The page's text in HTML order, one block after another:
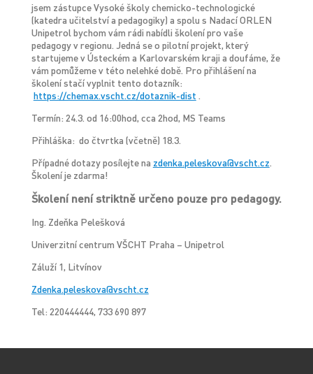
jsem zástupce Vysoké školy chemicko-technologické
(katedra učitelství a pedagogiky) a spolu s Nadací ORLEN
Unipetrol bychom vám rádi nabídli školení pro vaše
pedagogy v regionu. Jedná se o pilotní projekt, který
startujeme v Ústeckém a Karlovarském kraji a doufáme, že
vám pomůžeme v této nelehké době. Pro přihlášení na
školení stačí vyplnit tento dotazník:
https://chemax.vscht.cz/dotaznik-dist .
Termín: 24.3. od 16:00hod, cca 2hod, MS Teams
Přihláška: do čtvrtka (včetně) 18.3.
Případné dotazy posílejte na zdenka.peleskova@vscht.cz.
Školení je zdarma!
Školení není striktně určeno pouze pro pedagogy.
Ing. Zdeňka Pelešková
Univerzitní centrum VŠCHT Praha – Unipetrol
Záluží 1, Litvínov
Zdenka.peleskova@vscht.cz
Tel: 220444444, 733 690 897